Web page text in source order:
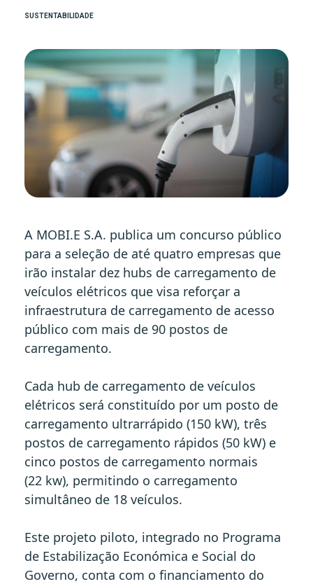
SUSTENTABILIDADE
A MOBI.E S.A. publica um concurso público
para a seleção de até quatro empresas que
irão instalar dez hubs de carregamento de
veículos elétricos que visa reforçar a
infraestrutura de carregamento de acesso
público com mais de 90 postos de
carregamento.
Cada hub de carregamento de veículos
elétricos será constituído por um posto de
carregamento ultrarrápido (150 kW), três
postos de carregamento rápidos (50 kW) e
cinco postos de carregamento normais
(22 kw), permitindo o carregamento
simultâneo de 18 veículos.
Este projeto piloto, integrado no Programa
de Estabilização Económica e Social do
Governo, conta com o financiamento do